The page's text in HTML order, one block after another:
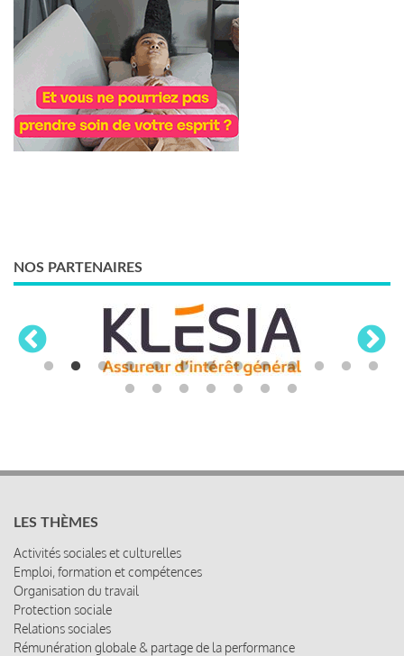
NOS PARTENAIRES
LES THÈMES
Activités sociales et culturelles
Emploi, formation et compétences
Organisation du travail
Protection sociale
Relations sociales
Rémunération globale & partage de la performance